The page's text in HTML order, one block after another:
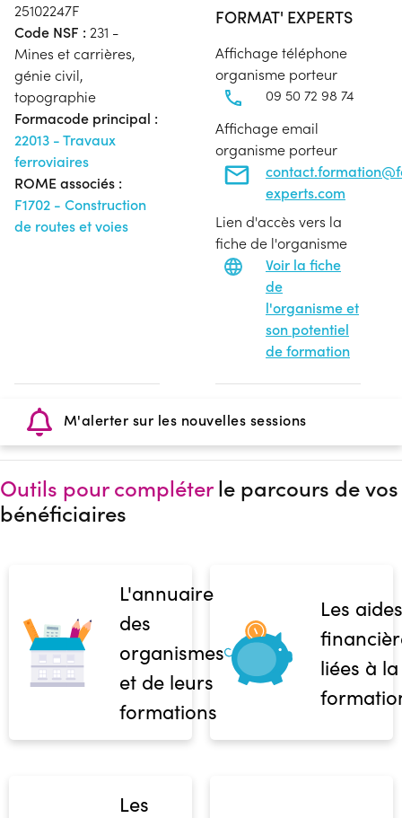
25102247F
Code NSF : 231 -
Mines et carrières,
génie civil,
topographie
Formacode principal :
22013 - Travaux
ferroviaires
ROME associés :
F1702 - Construction
de routes et voies
FORMAT' EXPERTS
Affichage téléphone
organisme porteur
09 50 72 98 74
Affichage email
organisme porteur
experts.com
Lien d'accès vers la
fiche de l'organisme
Voir la fiche
de
l'organisme et
son potentiel
de formation
M'alerter sur les nouvelles sessions
Outils pour compléterle parcours de vos
bénéficiaires
L'annuaire
des
organismes
et de leurs
formations
Les aides
liées à la
Les